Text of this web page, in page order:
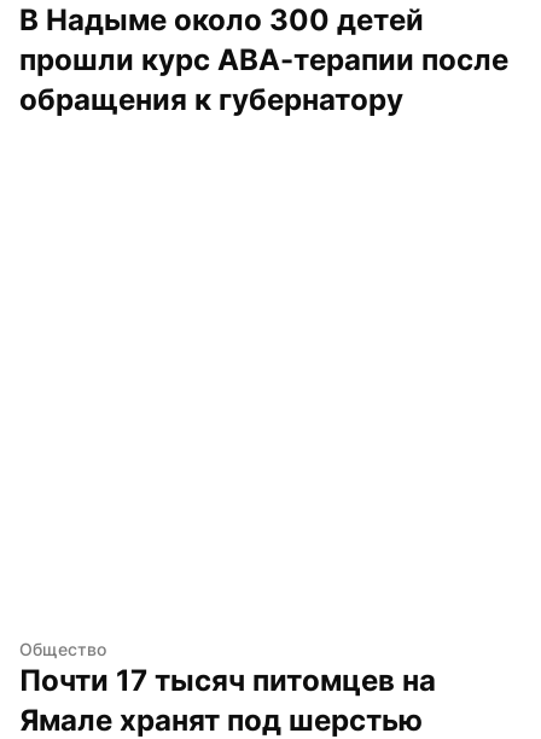
В Надыме около 300 детей
прошли курс АВА-терапии после
обращения к губернатору
Общество
Почти 17 тысяч питомцев на
Ямале хранят под шерстью